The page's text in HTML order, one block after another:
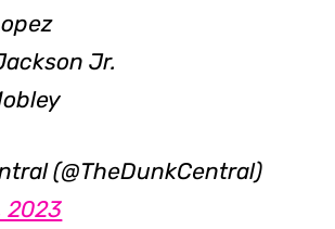
Jr.
(@TheDunkCentral)
2023